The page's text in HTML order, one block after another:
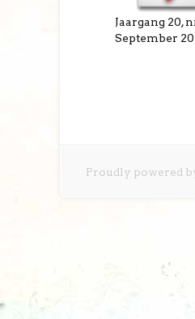
Jaargang 20,
September
Proudly powered